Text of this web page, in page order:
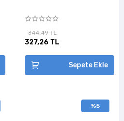
344,49 TL
327,26 TL
Sepete Ekle
%5